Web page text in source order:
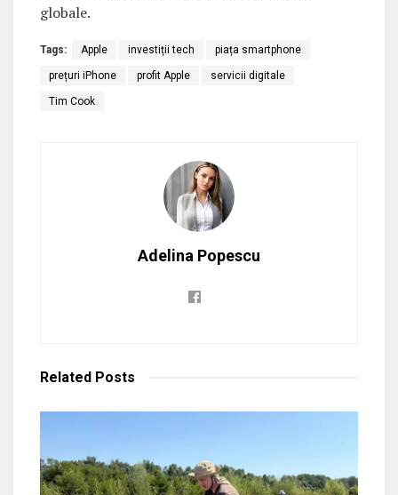
globale.
Tags: Apple investiții tech piața smartphone
prețuri iPhone profit Apple servicii digitale
Tim Cook
Adelina Popescu
Related Posts